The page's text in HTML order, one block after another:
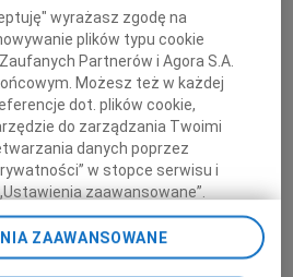
Rady Organizatorów Business Centre Club
Wspaniałego Człowieka i Przyjaciela.
Rodzinie i Najbliższym
wyrażasz zgodę na
plików typu cookie
Partnerów i Agora S.A.
Możesz też w każdej
dot. plików cookie,
do zarządzania Twoimi
danych poprzez
w stopce serwisu i
zaawansowane”.
cookie możliwa jest także za
ZAAWANSOWANE